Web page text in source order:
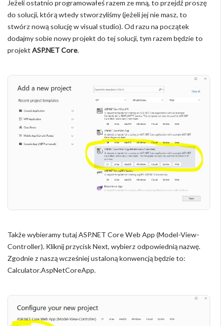
Jeżeli ostatnio programowałeś razem ze mną, to przejdź proszę
do solucji, którą wtedy stworzyliśmy (jeżeli jej nie masz, to
stwórz nową solucję w visual studio). Od razu na początek
dodajmy sobie nowy projekt do tej solucji, tym razem będzie to
projektASP.NET Core.
Także wybieramy tutaj ASP.NET Core Web App (Model-View-
Controller). Kliknij przycisk Next, wybierz odpowiednią nazwę.
Zgodnie z naszą wcześniej ustaloną konwencją będzie to:
Calculator.AspNetCoreApp.